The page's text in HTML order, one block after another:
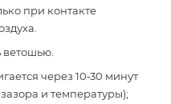
при контакте
ветошью.
через 10‑30 минут
и температуры);